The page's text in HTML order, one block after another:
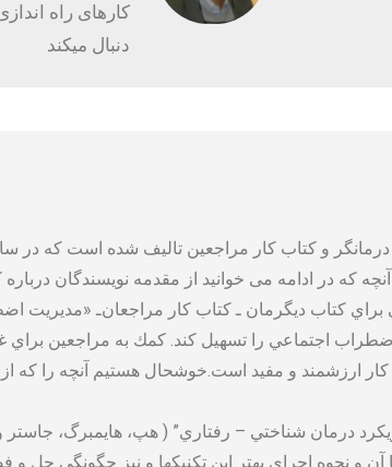
کارهای راه
دنبال میکند
در ادامه می خوانید از مقدمه نویسندگان
كتاب ديگرمان ـ كتاب كار مراجعان‌ـ «مديريت
اجتماعي را تسهيل كند. كمك به مراجعين
كار ارزشمند و مفيد است.خوشحال هستيم آنچه را كه
و نحوه اجراي بهتر اين تكنيكها و نيز چگونگي